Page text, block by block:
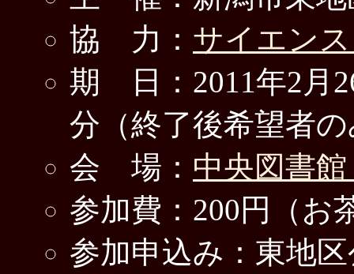
協 力： サイエン
期 日：2011年2月
分（終了後希望者
会 場： 中央図書
参加費：200円（お
参加申込み：東地